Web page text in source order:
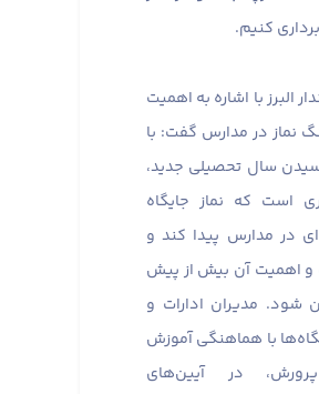
کنیم.
البرز با اشاره به اهمیت
نماز در مدارس گفت: با
سال تحصیلی جدید،
است که نماز جایگاه
در مدارس پیدا کند و
و اهمیت آن بیش از پیش
شود. مدیران ادارات و
با هماهنگی آموزش
در آیین‌های